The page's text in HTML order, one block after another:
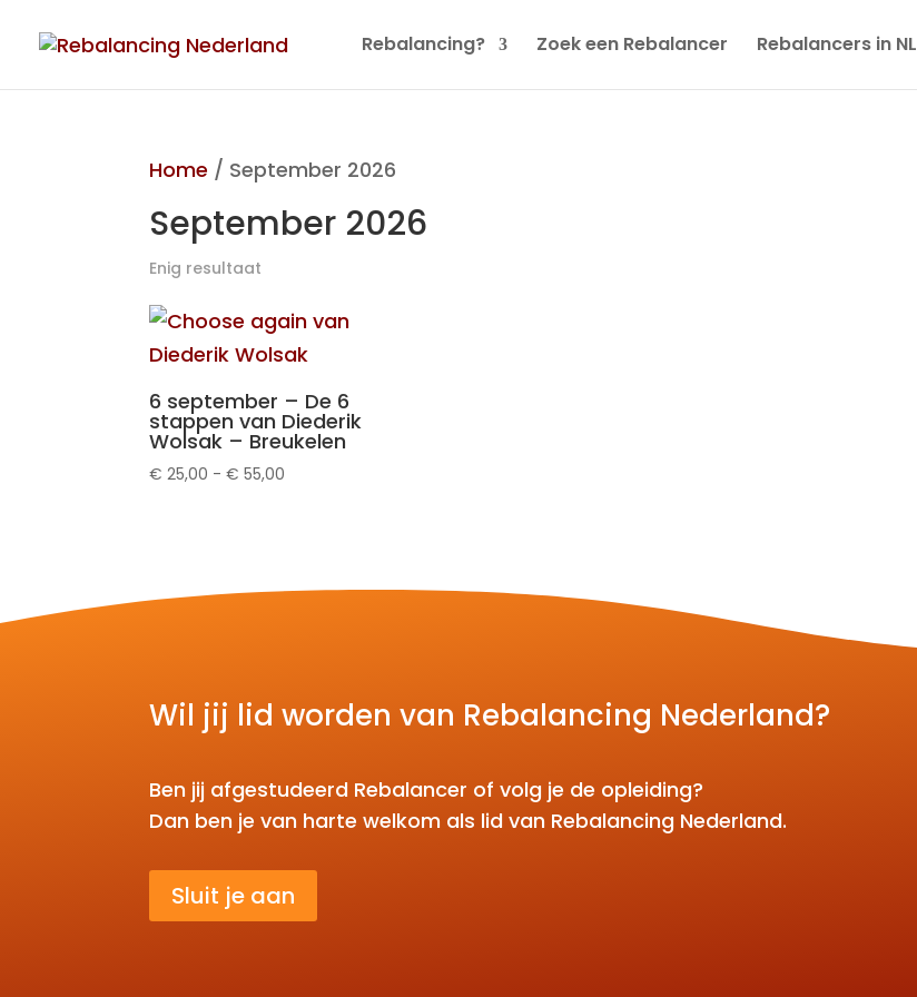
Rebalancing? Zoek een Rebalancer Rebalancers in NL
Home / September 2026
September 2026
Enig resultaat
6 september – De 6
stappen van Diederik
Wolsak – Breukelen
€ 25,00 - € 55,00
Wil jij lid worden van Rebalancing Nederland?
Ben jij afgestudeerd Rebalancer of volg je de opleiding?
Dan ben je van harte welkom als lid van Rebalancing Nederland.
Sluit je aan